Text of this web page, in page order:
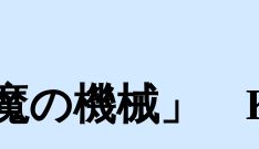
魔の機械